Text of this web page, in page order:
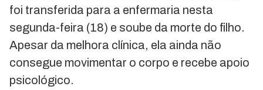
foi transferida para a enfermaria nesta
segunda-feira (18) e soube da morte do filho.
Apesar da melhora clínica, ela ainda não
consegue movimentar o corpo e recebe apoio
psicológico.